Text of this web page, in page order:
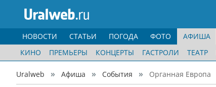
НОВОСТИ СТАТЬИ ПОГОДА ФОТО
АФИША
КИНО
ПРЕМЬЕРЫ КОНЦЕРТЫ ГАСТРОЛИ ТЕАТР
Uralweb Афиша События Органная Европа